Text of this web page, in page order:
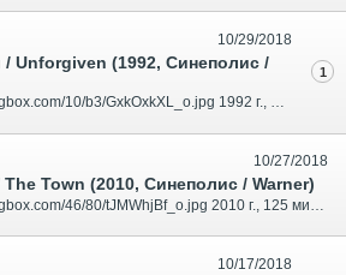
10/29/2018
Unforgiven (1992, Синеполис /
https://images2.imgbox.com/10/b3/GxkOxkXL_o.jpg 1992 г., 131 мин., США Дистрибьютор: "Синеполис" / "Warner" Количество слоев: UHD (59.90 GB) Формат изображения: MPEG-H HEVC Video (52923 kbps) / 2160p, Ultra High Definition 16:9 (2.40:1) Звуковые дорожки: Русский (Многоголосый) Dolby Digita..
1
10/27/2018
Town (2010, Синеполис / Warner)
10/17/2018